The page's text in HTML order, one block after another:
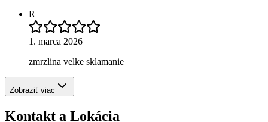
R
1. marca 2026
zmrzlina velke sklamanie
Zobraziť viac
Kontakt a Lokácia